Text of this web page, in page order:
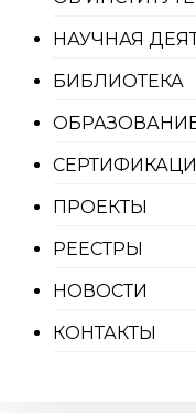
НАУЧНАЯ
БИБЛИОТЕКА
ПРОЕКТЫ
РЕЕСТРЫ
НОВОСТИ
КОНТАКТЫ